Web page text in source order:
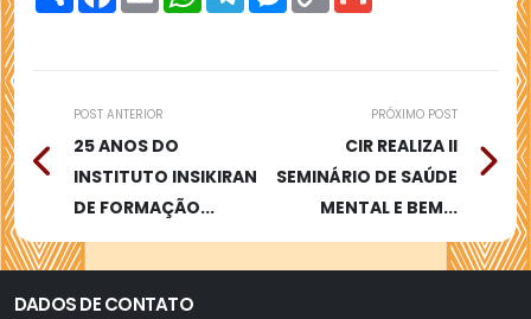
POST ANTERIOR
25 ANOS DO
INSTITUTO INSIKIRAN
DE FORMAÇÃO...
PRÓXIMO POST
CIR REALIZA II
SEMINÁRIO DE SAÚDE
MENTAL E BEM...
DADOS DE CONTATO